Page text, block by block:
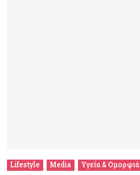
Lifestyle Media Υγεία & Ομορφιά